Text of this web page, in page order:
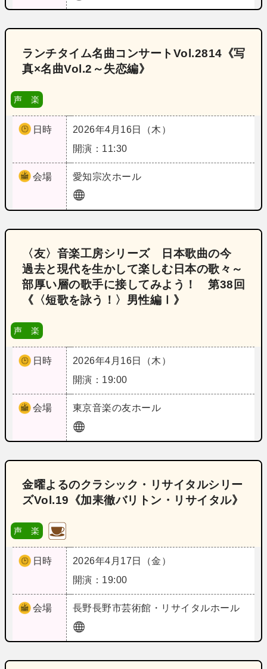
ランチタイム名曲コンサートVol.2814《写
真×名曲Vol.2～失恋編》
声 楽
日時
2026年4月16日（木）
開演：11:30
会場 愛知宗次ホール
〈友〉音楽工房シリーズ 日本歌曲の今
過去と現代を生かして楽しむ日本の歌々～
部厚い層の歌手に接してみよう！ 第38回
《〈短歌を詠う！〉男性編Ⅰ》
声 楽
日時
2026年4月16日（木）
開演：19:00
会場 東京音楽の友ホール
金曜よるのクラシック・リサイタルシリー
ズVol.19《加耒徹バリトン・リサイタル》
声 楽
日時
2026年4月17日（金）
開演：19:00
会場 長野長野市芸術館・リサイタルホール